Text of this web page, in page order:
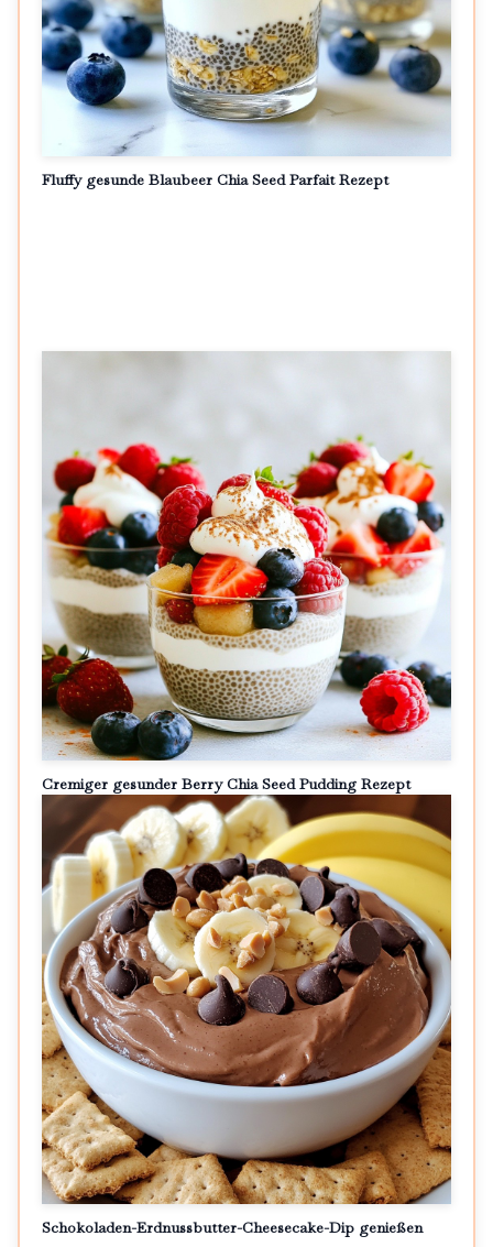
Fluffy gesunde Blaubeer Chia Seed Parfait Rezept
Cremiger gesunder Berry Chia Seed Pudding Rezept
Schokoladen-Erdnussbutter-Cheesecake-Dip genießen